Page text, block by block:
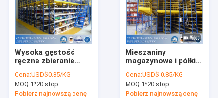
Wysoka gęstość
ręczne zbieranie
Składowanie półki
mezaninowej
Cena:USD$0.85/KG
MOQ:1*20 stóp
Pobierz najnowszą cenę
Mieszaniny
magazynowe i półki
Cena:USD$ 0.85/KG
MOQ:1*20 stóp
Pobierz najnowszą cenę